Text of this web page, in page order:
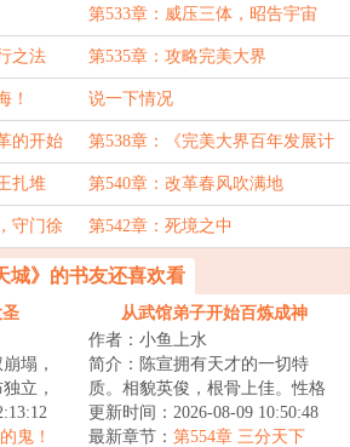
第533章：威压三体，昭告宇宙
之法 第535章：攻略完美大界
！ 说一下情况
的开始 第538章：《完美大界百年发展计
划》
扎堆 第540章：改革春风吹满地
守门徐 第542章：死境之中
城》的书友还喜欢看
塌，
立，
学救
鬼！
从武馆弟子开始百炼成神
作者：小鱼上水
简介：陈宣拥有天才的一切特
质。相貌英俊，根骨上佳。性格
坚定，从不动摇。自从穿越到这
个万物狰狞的上古...
更新时间：2026-08-09 10:50:48
最新章节： 第554章 三分天下